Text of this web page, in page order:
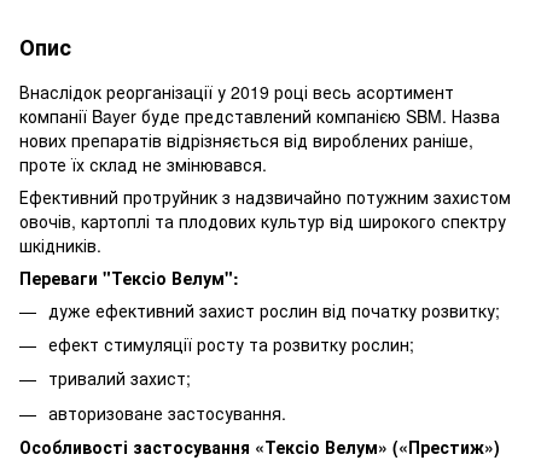
Опис
Внаслідок реорганізації у 2019 році весь асортимент
компанії Bayer буде представлений компанією SBM. Назва
нових препаратів відрізняється від вироблених раніше,
проте їх склад не змінювався.
Ефективний протруйник з надзвичайно потужним захистом
овочів, картоплі та плодових культур від широкого спектру
шкідників.
Переваги "Тексіо Велум":
дуже ефективний захист рослин від початку розвитку;
ефект стимуляції росту та розвитку рослин;
тривалий захист;
авторизоване застосування.
Особливості застосування «Тексіо Велум» («Престиж»)